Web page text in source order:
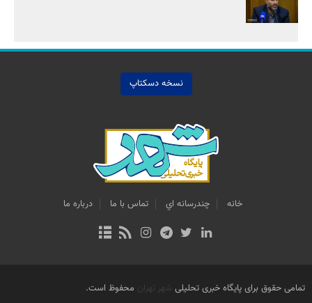
نسخه دسکتاپ
خانه چندرسانه اي تماس با ما درباره ما
تمامی حقوق برای پایگاه خبری تحلیلی شهر تهران محفوظ است.